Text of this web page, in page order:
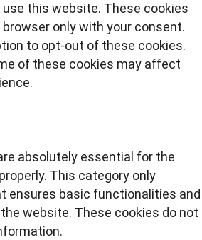
this website. These cookies
only with your consent.
to opt-out of these cookies.
of these cookies may affect
absolutely essential for the
This category only
ensures basic functionalities and
website. These cookies do not